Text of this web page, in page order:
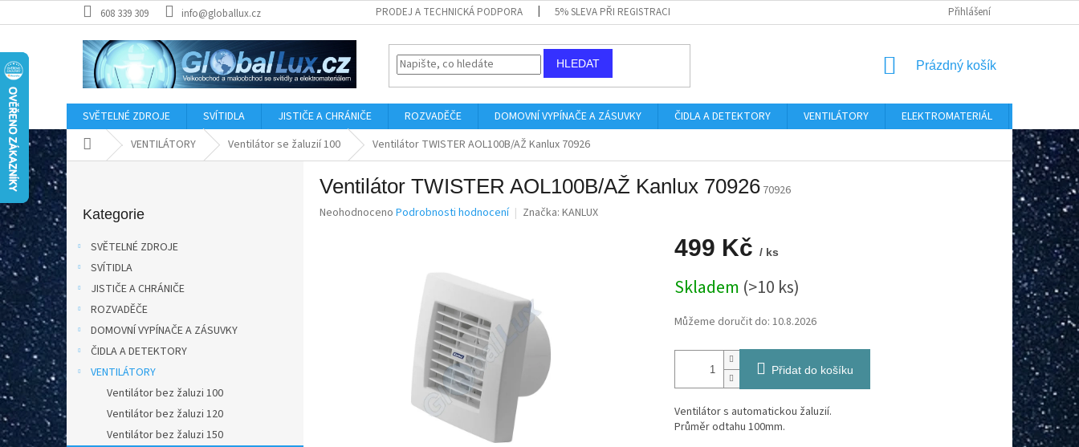
na
608 339 309 info@globallux.cz PRODEJ A TECHNICKÁ PODPORA 5% SLEVA PŘI REGISTRACI Přihlášení
HLEDAT
NÁKUPNÍ
Prázdný košík
SVĚTELNÉ ZDROJE SVÍTIDLA JISTIČE A CHRÁNIČE ROZVADĚČE DOMOVNÍ VYPÍNAČE A ZÁSUVKY ČIDLA A DETEKTORY VENTILÁTORY ELEKTROMATERIÁL
Domů VENTILÁTORY Ventilátor se žaluzií 100 Ventilátor TWISTER AOL100B/AŽ Kanlux 70926
P
s
r
a
n
í
a
n
e
l
kategorie
Kategorie
SVĚTELNÉ ZDROJE
SVÍTIDLA
JISTIČE A CHRÁNIČE
ROZVADĚČE
DOMOVNÍ VYPÍNAČE A ZÁSUVKY
ČIDLA A DETEKTORY
VENTILÁTORY
Ventilátor bez žaluzi 100
Ventilátor bez žaluzi 120
Ventilátor bez žaluzi 150
Ventilátor TWISTER AOL100B/AŽ Kanlux 70926 70926
Průměrné
Neohodnoceno Podrobnosti hodnocení Značka: KANLUX
499 Kč / ks
cena:
Skladem (>10 ks)
Můžeme doručit do: 10.8.2026
Přidat do košíku
Ventilátor s automatickou žaluzií.
Průměr odtahu 100mm.